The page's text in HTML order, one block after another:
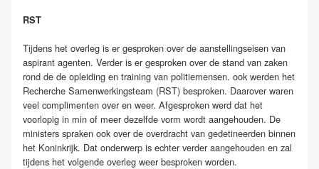
RST
Tijdens het overleg is er gesproken over de aanstellingseisen van
aspirant agenten. Verder is er gesproken over de stand van zaken
rond de de opleiding en training van politiemensen. ook werden het
Recherche Samenwerkingsteam (RST) besproken. Daarover waren
veel complimenten over en weer. Afgesproken werd dat het
voorlopig in min of meer dezelfde vorm wordt aangehouden. De
ministers spraken ook over de overdracht van gedetineerden binnen
het Koninkrijk. Dat onderwerp is echter verder aangehouden en zal
tijdens het volgende overleg weer besproken worden.